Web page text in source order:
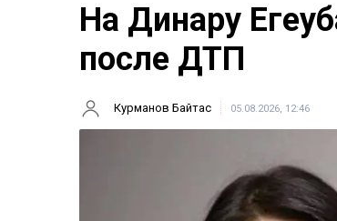
На Динару
после ДТП
Курманов Байтас 05.08.2026, 12:46